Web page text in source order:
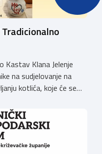
Kastav Klana Jelenje
na sudjelovanje na
kotlića, koje će se
2026. godine
Vozišće
ekipI te uključuje 2 kg